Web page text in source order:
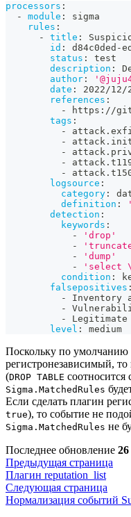
processors :
-
module :
sigma
rules :
-
title :
id : d84c0ded -
status :
test
description :
author :
date :
2022/12/
references :
-
https : //
tags :
-
-
-
-
-
logsource :
category :
definition :
detection :
keywords :
-
'drop'
-
-
'dump'
-
'select
condition :
falsepositives :
-
Inventory
-
-
level : medium
Поскольку по умолчанию
регистронезависимый,
(DROP TABLE
Sigma.MatchedRules
Если сделать плагин
true), то событие не
Sigma.MatchedRules не
Последнее обновление 26
Предыдущая страница
Плагин reputation_list
Следующая страница
Нормализация событий